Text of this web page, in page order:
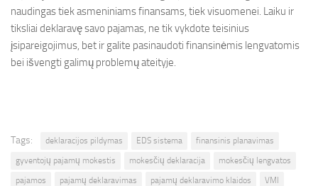
naudingas tiek asmeniniams finansams, tiek visuomenei. Laiku ir
tiksliai deklaravę savo pajamas, ne tik vykdote teisinius
įsipareigojimus, bet ir galite pasinaudoti finansinėmis lengvatomis
bei išvengti galimų problemų ateityje.
Tags: deklaracijos pildymas EDS sistema
finansinis planavimas
gyventojų pajamų mokestis
mokesčių deklaracija
mokesčių lengvatos
pajamos
pajamų deklaravimas pajamų deklaravimo klaidos VMI